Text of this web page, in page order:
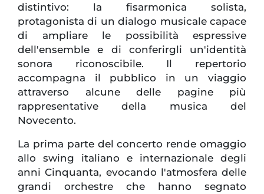
distintivo: la fisarmonica solista,
protagonista di un dialogo musicale capace
di ampliare le possibilità espressive
dell'ensemble e di conferirgli un'identità
sonora riconoscibile. Il repertorio
accompagna il pubblico in un viaggio
attraverso alcune delle pagine più
rappresentative della musica del
Novecento.
La prima parte del concerto rende omaggio
allo swing italiano e internazionale degli
anni Cinquanta, evocando l'atmosfera delle
grandi orchestre che hanno segnato